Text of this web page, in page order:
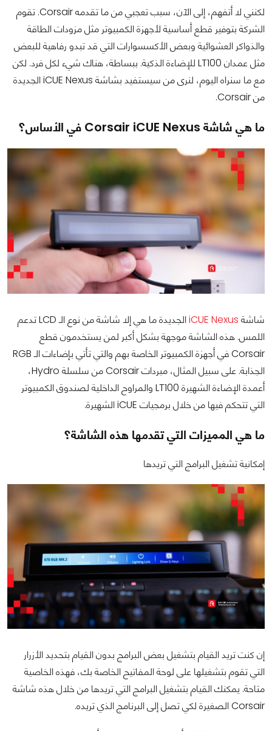
لكنني لا أتفهم، إلى الآن، سبب تعجبي من ما تقدمه Corsair. تقوم
الشركة بتوفير قطع أساسية لأجهزة الكمبيوتر مثل مزودات الطاقة
والذواكر العشوائية وبعض الأكسسوارات التي قد تبدو رفاهية للبعض
مثل عمدان LT100 للإضاءة الذكية. ببساطة، هناك شيء لكل فرد. لكن
مع ما سنراه اليوم، لنرى من سيستفيد بشاشة iCUE Nexus الجديدة
من Corsair.
ما هي شاشة Corsair iCUE Nexus في الأساس؟
شاشة iCUE Nexus
الجديدة ما هي إلا شاشة من نوع الـ LCD تدعم
اللمس. هذه الشاشة موجهة بشكل أكبر لمن يستخدمون قطع
Corsair في أجهزة الكمبيوتر الخاصة بهم والتي تأتي بإضاءات الـ RGB
الجذابة. على سبيل المثال، مبردات Corsair من سلسلة Hydro،
أعمدة الإضاءة الشهيرة LT100 والمراوح الداخلية لصندوق الكمبيوتر
التي تتحكم فيها من خلال برمجيات iCUE الشهيرة.
ما هي المميزات التي تقدمها هذه الشاشة؟
إمكانية تشغيل البرامج التي تريدها
إن كنت تريد القيام بتشغيل بعض البرامج بدون القيام بتحديد الأزرار
التي تقوم بتشغيلها على لوحة المفاتيح الخاصة بك، فهذه الخاصية
متاحة. يمكنك القيام بتشغيل البرامج التي تريدها من خلال هذه شاشة
Corsair الصغيرة لكي تصل إلى البرنامج الذي تريده.